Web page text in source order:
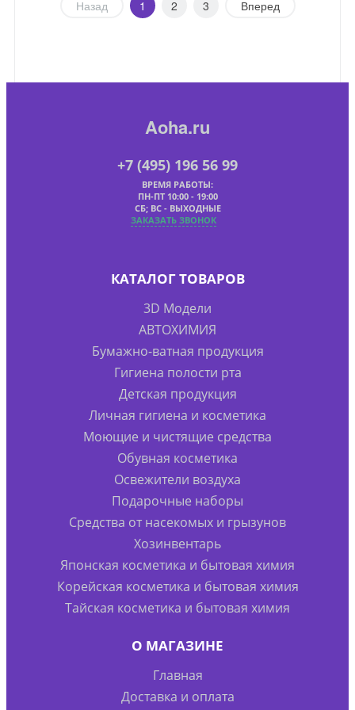
Назад 1 2 3 Вперед
Aoha.ru
+7 (495) 196 56 99
ВРЕМЯ РАБОТЫ:
ПН-ПТ 10:00 - 19:00
СБ; ВС - ВЫХОДНЫЕ
ЗАКАЗАТЬ ЗВОНОК
КАТАЛОГ ТОВАРОВ
3D Модели
АВТОХИМИЯ
Бумажно-ватная продукция
Гигиена полости рта
Детская продукция
Личная гигиена и косметика
Моющие и чистящие средства
Обувная косметика
Освежители воздуха
Подарочные наборы
Средства от насекомых и грызунов
Хозинвентарь
Японская косметика и бытовая химия
Корейская косметика и бытовая химия
Тайская косметика и бытовая химия
О МАГАЗИНЕ
Главная
Доставка и оплата